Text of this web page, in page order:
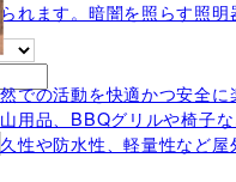
れます。暗闇を照らす照明
での活動を快適かつ安全
用品、BBQグリルや椅子
性や防水性、軽量性など